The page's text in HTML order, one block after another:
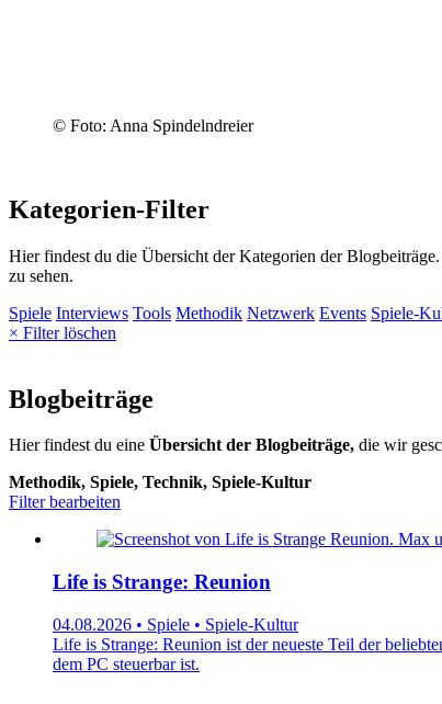
© Foto: Anna Spindelndreier
Kategorien-Filter
Hier findest du die Übersicht der Kategorien der
zu sehen.
Spiele Interviews Tools Methodik Netzwerk Events Spiele-
× Filter löschen
Blogbeiträge
Hier findest du eine Übersicht der Blogbeiträge, die wir
Methodik, Spiele, Technik, Spiele-Kultur
Filter bearbeiten
Life is Strange: Reunion
04.08.2026 • Spiele • Spiele-Kultur
Life is Strange: Reunion ist der neueste Teil der
dem PC steuerbar ist.